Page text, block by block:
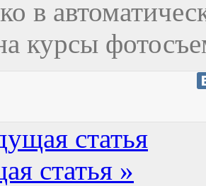
в
курсы
статья
статья »